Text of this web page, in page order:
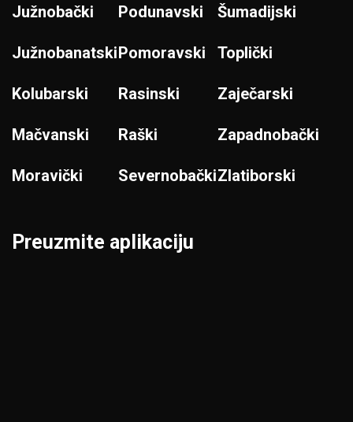
Južnobački
Južnobanatski
Kolubarski
Mačvanski
Moravički
Podunavski
Pomoravski
Rasinski
Raški
Severnobački
Šumadijski
Toplički
Zaječarski
Zapadnobački
Zlatiborski
Preuzmite aplikaciju